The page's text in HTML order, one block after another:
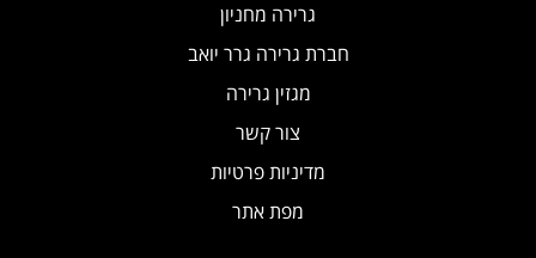
גרירה מחניון
חברת גרירה גרר יואב
מגזין גרירה
צור קשר
מדיניות פרטיות
מפת אתר